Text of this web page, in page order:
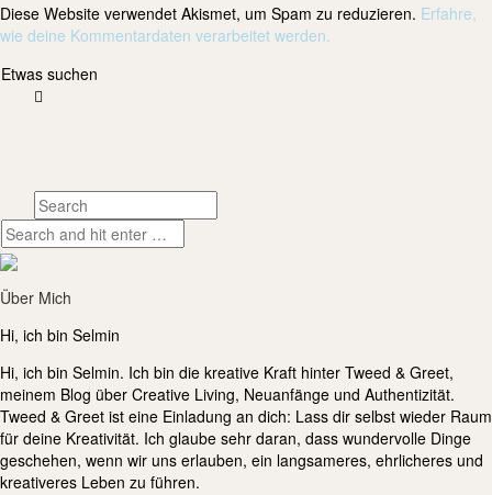
Diese Website verwendet Akismet, um Spam zu reduzieren. Erfahre,
wie deine Kommentardaten verarbeitet werden.
Etwas suchen
Über Mich
Hi, ich bin Selmin
Hi, ich bin Selmin. Ich bin die kreative Kraft hinter Tweed & Greet,
meinem Blog über Creative Living, Neuanfänge und Authentizität.
Tweed & Greet ist eine Einladung an dich: Lass dir selbst wieder Raum
für deine Kreativität. Ich glaube sehr daran, dass wundervolle Dinge
geschehen, wenn wir uns erlauben, ein langsameres, ehrlicheres und
kreativeres Leben zu führen.